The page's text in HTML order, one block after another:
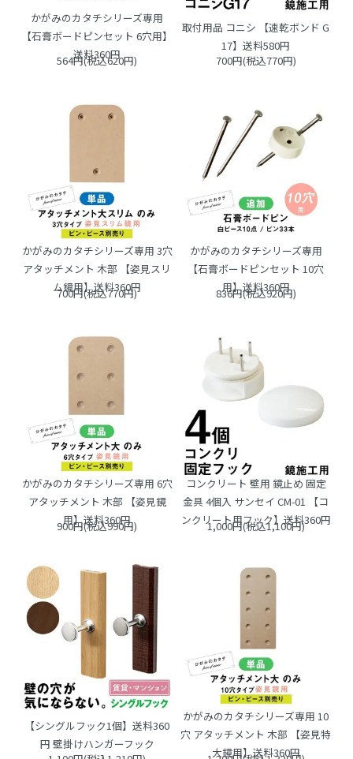
かがみのカタチシリーズ専用
【石膏ボードピンセット 6穴用】
送料360円
564円(税込620円)
取付用品 コニシ 【速乾ボンド G
17】送料580円
700円(税込770円)
かがみのカタチシリーズ専用 3穴
アタッチメント 木部 【姿見スリ
ム鏡用】送料360円
700円(税込770円)
かがみのカタチシリーズ専用
【石膏ボードピンセット 10穴
用】送料360円
836円(税込920円)
かがみのカタチシリーズ専用 6穴
アタッチメント 木部 【姿見鏡
用】送料360円
900円(税込990円)
コンクリート 壁用 鏡止め 固定
金具 4個入 サンセイ CM-01 【コ
ンクリート用フック】送料360円
1,000円(税込1,100円)
【シングルフック1個】送料360
円 壁掛けハンガーフック
かがみのカタチシリーズ専用 10
穴 アタッチメント 木部 【姿見特
大鏡用】送料360円